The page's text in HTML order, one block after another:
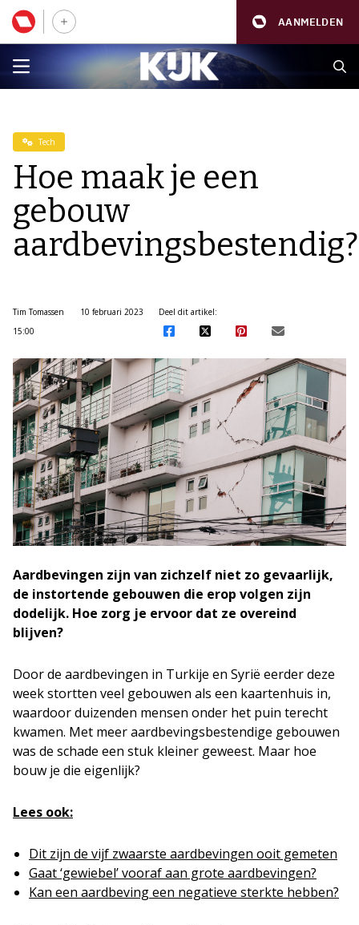
AANMELDEN
Tech
Hoe maak je een
gebouw
aardbevingsbestendig?
Tim Tomassen
10 februari 2023
15:00
Deel dit artikel:
Aardbevingen zijn van zichzelf niet zo gevaarlijk,
de instortende gebouwen die erop volgen zijn
dodelijk. Hoe zorg je ervoor dat ze overeind
blijven?
Door de aardbevingen in Turkije en Syrië eerder deze
week stortten veel gebouwen als een kaartenhuis in,
waardoor duizenden mensen onder het puin terecht
kwamen. Met meer aardbevingsbestendige gebouwen
was de schade een stuk kleiner geweest. Maar hoe
bouw je die eigenlijk?
Lees ook:
Dit zijn de vijf zwaarste aardbevingen ooit gemeten
Gaat ‘gewiebel’ vooraf aan grote aardbevingen?
Kan een aardbeving een negatieve sterkte hebben?